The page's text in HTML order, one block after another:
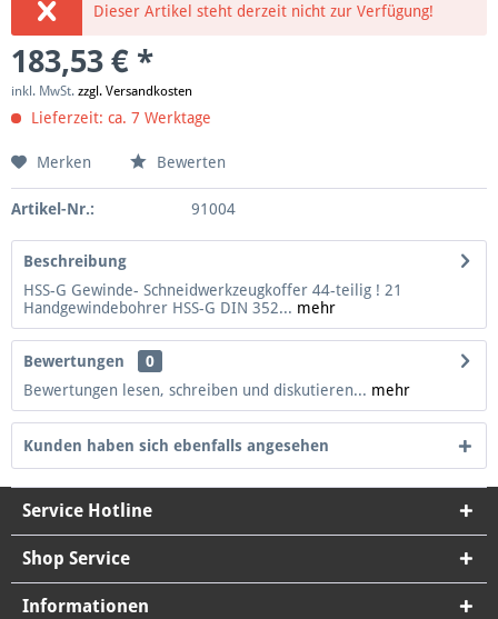
Dieser Artikel steht derzeit nicht zur Verfügung!
183,53 € *
inkl. MwSt. zzgl. Versandkosten
Lieferzeit: ca. 7 Werktage
Merken Bewerten
Artikel-Nr.: 91004
Beschreibung
HSS-G Gewinde- Schneidwerkzeugkoffer 44-teilig ! 21
Handgewindebohrer HSS-G DIN 352... mehr
Bewertungen
0
Bewertungen lesen, schreiben und diskutieren... mehr
Kunden haben sich ebenfalls angesehen
Service Hotline
Shop Service
Informationen